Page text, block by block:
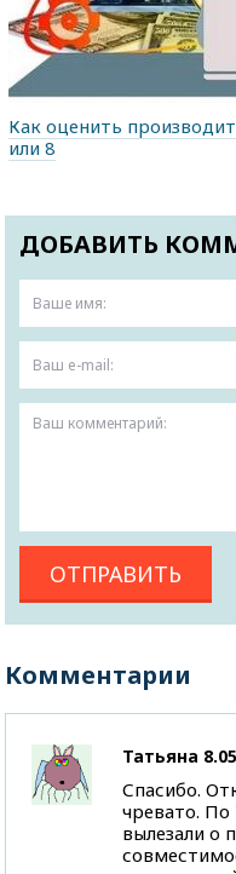
Как оценить
или 8
ДОБАВИТЬ
Комментарии
Татьяна
Спасибо.
чревато.
вылезали о